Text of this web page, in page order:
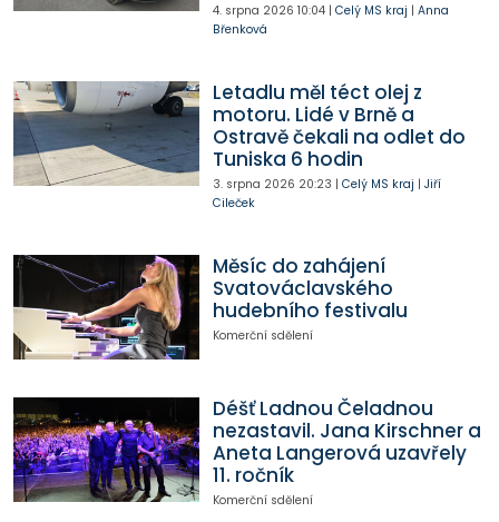
4. srpna 2026 10:04| Celý MS kraj | Anna
Břenková
Letadlu měl téct olej z
motoru. Lidé v Brně a
Ostravě čekali na odlet do
Tuniska 6 hodin
3. srpna 2026 20:23 | Celý MS kraj | Jiří
Cileček
Měsíc do zahájení
Svatováclavského
hudebního festivalu
Komerční sdělení
Déšť Ladnou Čeladnou
nezastavil. Jana Kirschner a
Aneta Langerová uzavřely
11. ročník
Komerční sdělení